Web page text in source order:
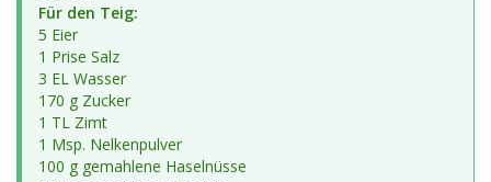
Für den Teig:
5 Eier
1 Prise Salz
3 EL Wasser
170 g Zucker
1 TL Zimt
1 Msp. Nelkenpulver
100 g gemahlene Haselnüsse